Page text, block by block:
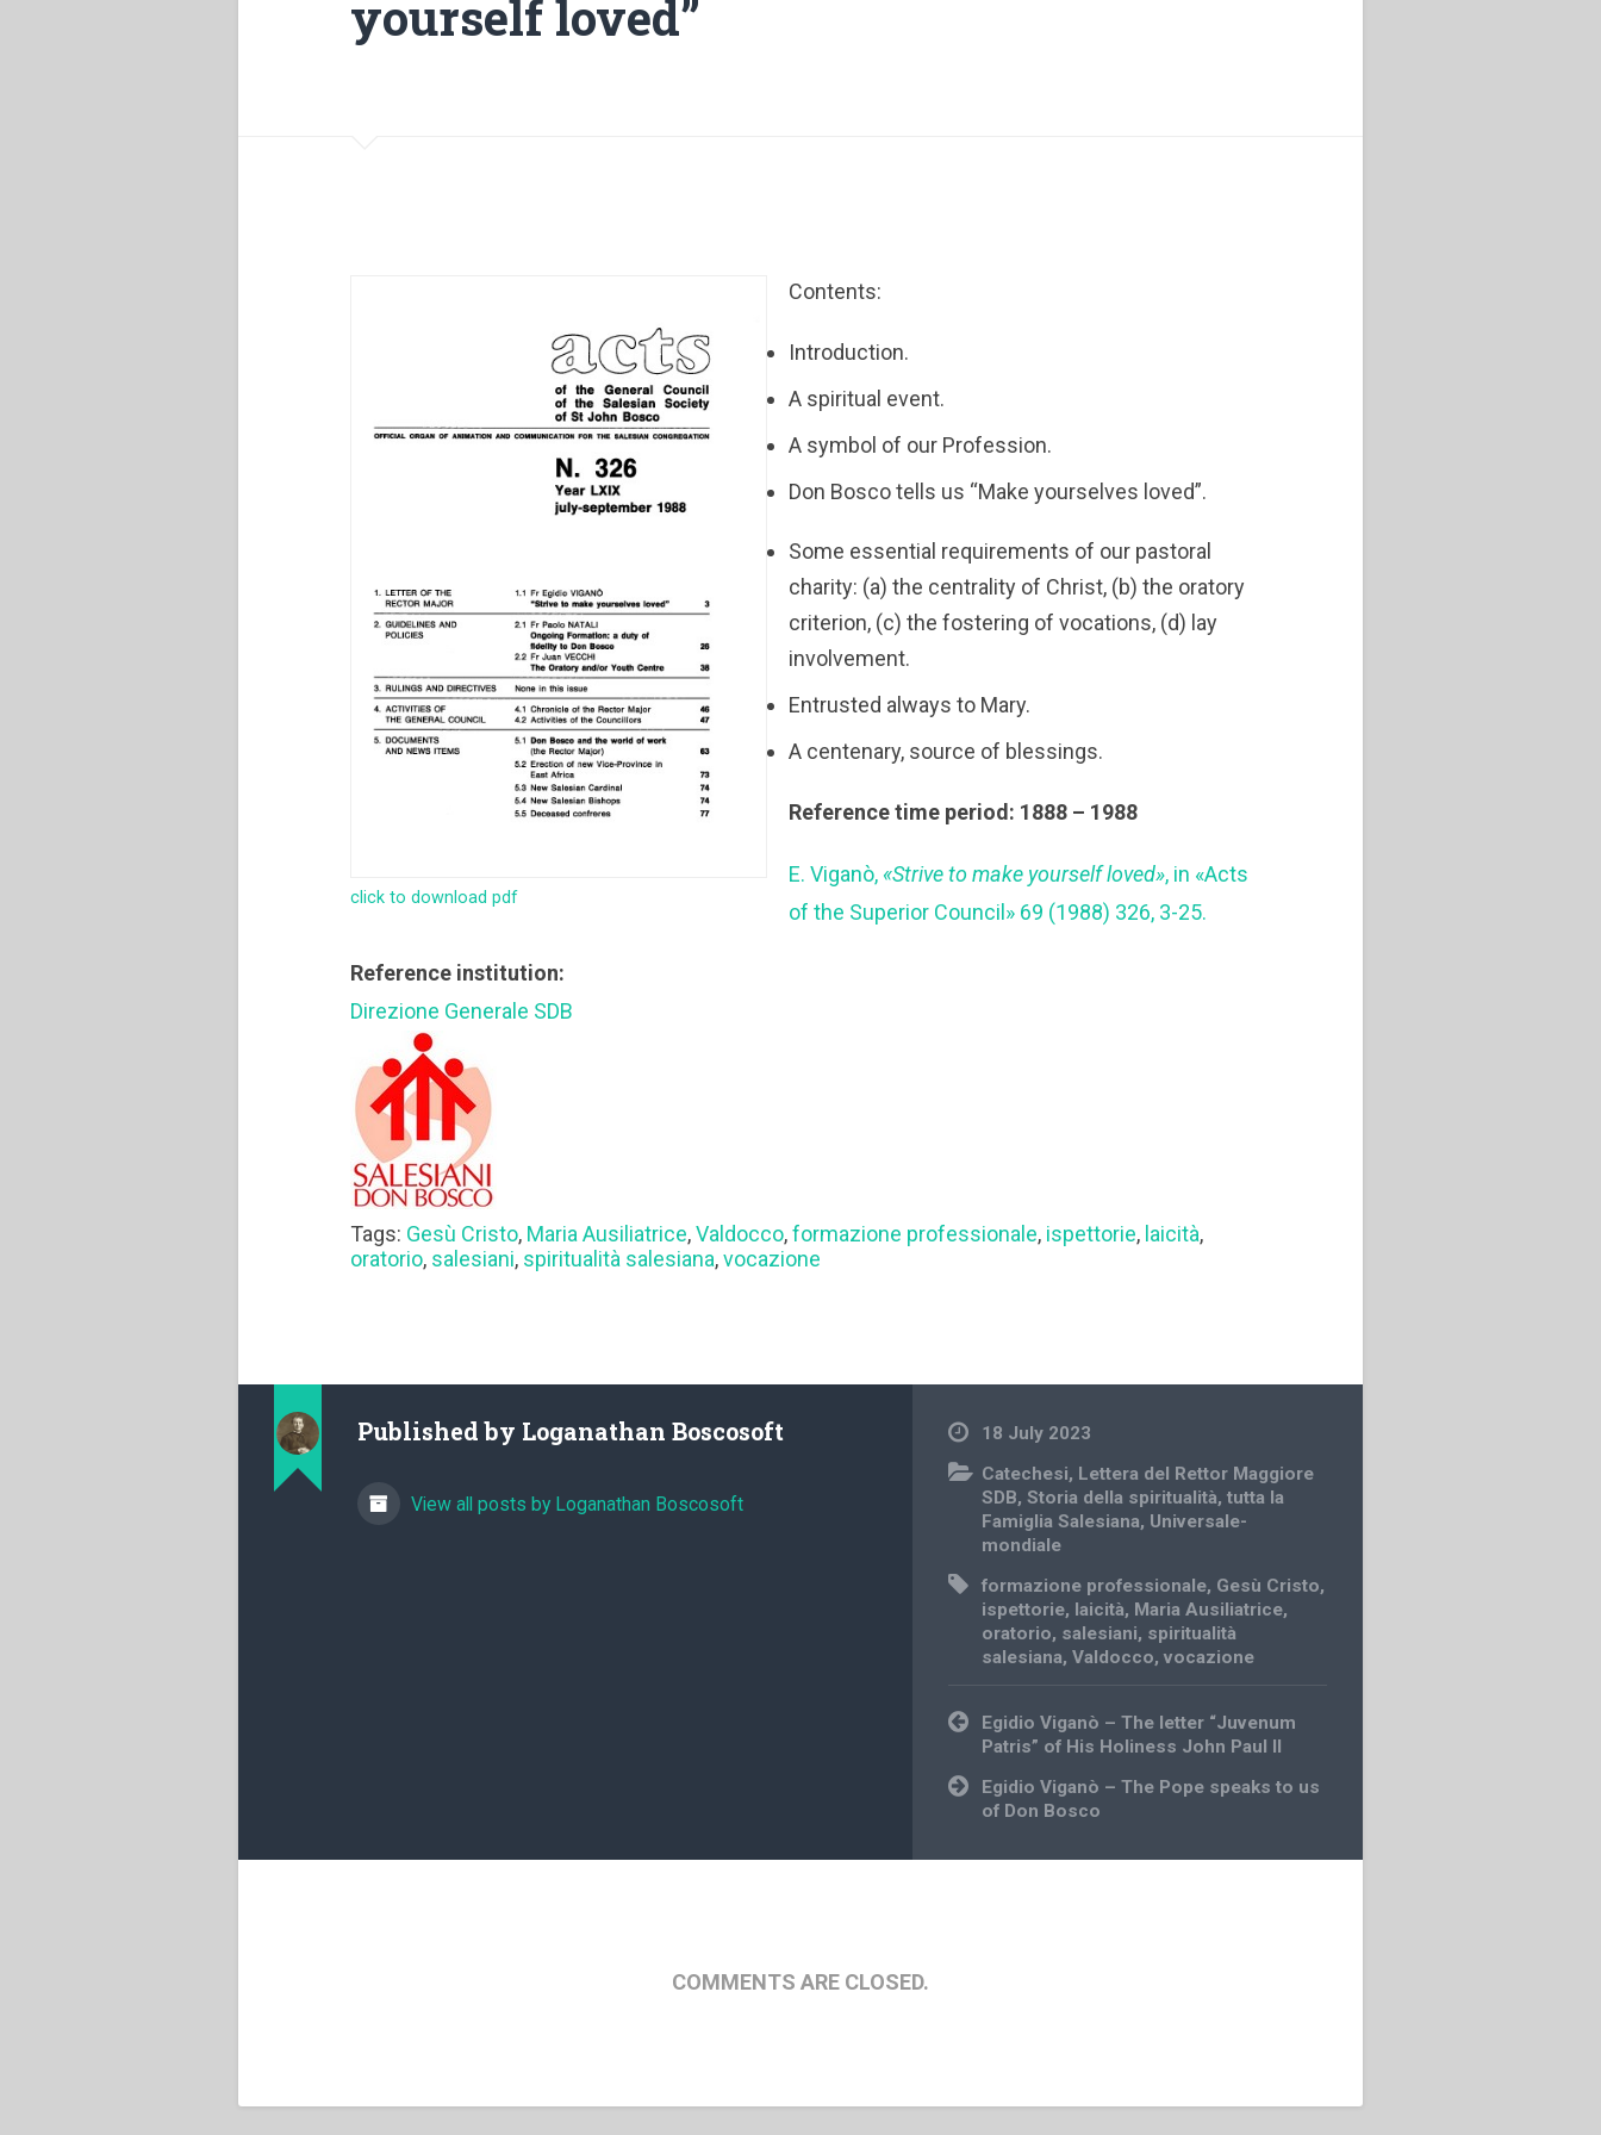
yourself loved”
click to download pdf
Contents:
Introduction.
A spiritual event.
A symbol of our Profession.
Don Bosco tells us “Make yourselves loved”.
Some essential requirements of our pastoral
charity: (a) the centrality of Christ, (b) the oratory
criterion, (c) the fostering of vocations, (d) lay
involvement.
Entrusted always to Mary.
A centenary, source of blessings.
Reference time period: 1888 – 1988
E. Viganò, «Strive to make yourself loved», in «Acts
of the Superior Council» 69 (1988) 326, 3-25.
Reference institution:
Direzione Generale SDB
Tags: Gesù Cristo, Maria Ausiliatrice,Valdocco,formazione professionale, ispettorie, laicità,
oratorio, salesiani, spiritualità salesiana,vocazione
Published by Loganathan Boscosoft
View all posts by Loganathan Boscosoft
18 July 2023
Catechesi, Lettera del Rettor Maggiore
SDB,Storia della spiritualità,tutta la
Famiglia Salesiana, Universale-
mondiale
formazione professionale, Gesù Cristo,
ispettorie, laicità, Maria Ausiliatrice,
oratorio, salesiani, spiritualità
salesiana,Valdocco,vocazione
Post
navigation
Egidio Viganò – The letter “Juvenum
Patris” of His Holiness John Paul II
Egidio Viganò – The Pope speaks to us
of Don Bosco
COMMENTS ARE CLOSED.